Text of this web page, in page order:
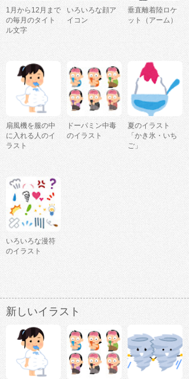
1月から12月まで
の毎月のタイト
ル文字
いろいろな顔ア
イコン
垂直離着陸ロケ
ット（アーム）
扇風機を服の中
に入れる人のイ
ラスト
ドーパミン中毒
のイラスト
夏のイラスト
「かき氷・いち
ご」
いろいろな漫符
のイラスト
新しいイラスト